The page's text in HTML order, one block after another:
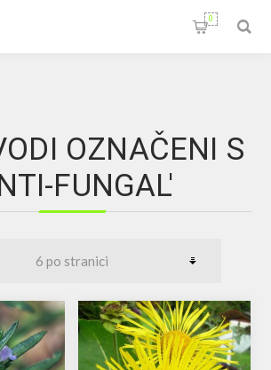
0
OZNAČENI S
FUNGAL'